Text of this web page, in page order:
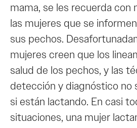
mama, se les recuerda con
las mujeres que se
sus pechos.
mujeres creen que los
salud de los pechos, y las
detección y diagnóstico no
si están lactando. En casi
situaciones, una mujer